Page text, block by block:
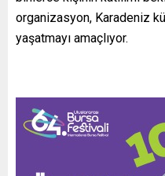
organizasyon, Karadeniz
yaşatmayı amaçlıyor.